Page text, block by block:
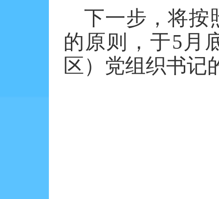
下一步，将按
的原则，于5 月
区）党组织书记